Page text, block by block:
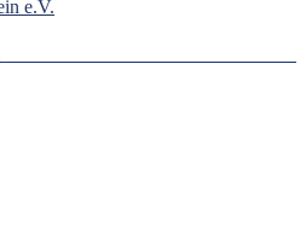
e.V.